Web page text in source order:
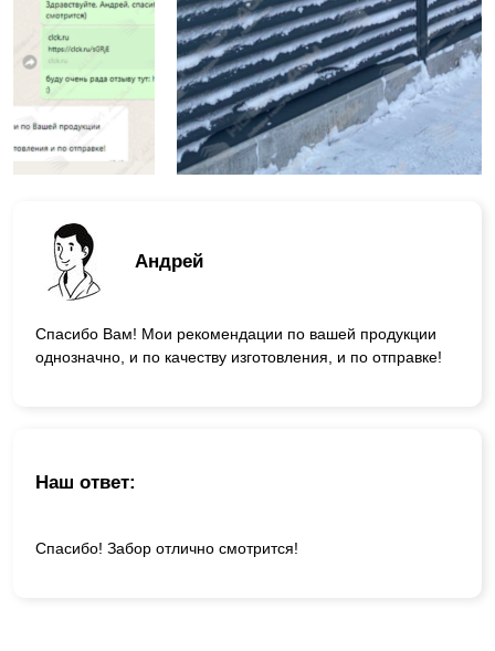
Андрей
Спасибо Вам! Мои рекомендации по вашей продукции
однозначно, и по качеству изготовления, и по отправке!
Наш ответ:
Спасибо! Забор отлично смотрится!